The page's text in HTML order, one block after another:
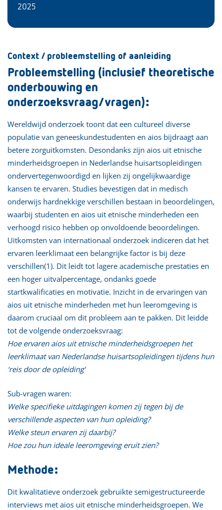
2025
Context / probleemstelling of aanleiding
Probleemstelling (inclusief theoretische
onderbouwing en
onderzoeksvraag/vragen):
Wereldwijd onderzoek toont dat een cultureel diverse
populatie van geneeskundestudenten en aios bijdraagt aan
betere zorguitkomsten. Desondanks zijn aios uit etnische
minderheidsgroepen in Nederlandse huisartsopleidingen
ondervertegenwoordigd en lijken zij ongelijkwaardige
kansen te ervaren. Studies bevestigen dat in medisch
onderwijs hardnekkige verschillen bestaan in beoordelingen,
waarbij studenten en aios uit etnische minderheden een
verhoogd risico hebben op onvoldoende beoordelingen.
Uitkomsten van internationaal onderzoek indiceren dat het
ervaren leerklimaat een belangrijke factor is bij deze
verschillen(1). Dit leidt tot lagere academische prestaties en
een hoger uitvalpercentage, ondanks goede
startkwalificaties en motivatie. Inzicht in de ervaringen van
aios uit etnische minderheden met hun leeromgeving is
daarom cruciaal om dit probleem aan te pakken. Dit leidde
tot de volgende onderzoeksvraag:
Hoe ervaren aios uit etnische minderheidsgroepen het
leerklimaat van Nederlandse huisartsopleidingen tijdens hun
‘reis door de opleiding’
Sub-vragen waren:
Welke specifieke uitdagingen komen zij tegen bij de
verschillende aspecten van hun opleiding?
Welke steun ervaren zij daarbij?
Hoe zou hun ideale leeromgeving eruit zien?
Methode:
Dit kwalitatieve onderzoek gebruikte semigestructureerde
interviews met aios uit etnische minderheidsgroepen. We